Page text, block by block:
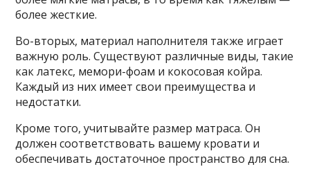
более жесткие.
Во-вторых, материал наполнителя также играет
важную роль. Существуют различные виды, такие
как латекс, мемори-фоам и кокосовая койра.
Каждый из них имеет свои преимущества и
недостатки.
Кроме того, учитывайте размер матраса. Он
должен соответствовать вашему кровати и
обеспечивать достаточное пространство для сна.